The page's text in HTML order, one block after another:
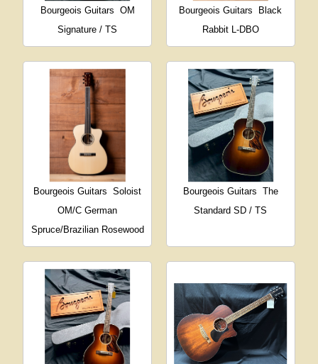
Bourgeois Guitars OM
Signature / TS
Bourgeois Guitars
Black
Rabbit L-DBO
Bourgeois Guitars
Soloist
OM/C German
Spruce/Brazilian Rosewood
Bourgeois Guitars The
Standard SD / TS